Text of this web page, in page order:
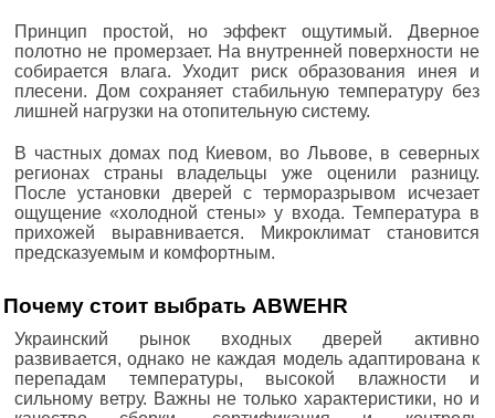
Принцип простой, но эффект ощутимый. Дверное
полотно не промерзает. На внутренней поверхности не
собирается влага. Уходит риск образования инея и
плесени. Дом сохраняет стабильную температуру без
лишней нагрузки на отопительную систему.
В частных домах под Киевом, во Львове, в северных
регионах страны владельцы уже оценили разницу.
После установки дверей с терморазрывом исчезает
ощущение «холодной стены» у входа. Температура в
прихожей выравнивается. Микроклимат становится
предсказуемым и комфортным.
Почему стоит выбрать ABWEHR
Украинский рынок входных дверей активно
развивается, однако не каждая модель адаптирована к
перепадам температуры, высокой влажности и
сильному ветру. Важны не только характеристики, но и